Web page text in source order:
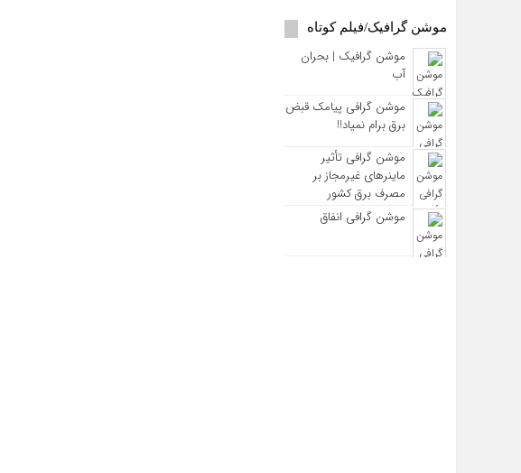
موشن گرافیک/فیلم کوتاه
موشن گرافیک | بحران
آب
موشن گرافی پیامک قبض
برق برام نمیاد!!
موشن گرافی تأثیر
ماینرهای غیرمجاز بر
مصرف برق کشور
موشن گرافی انفاق